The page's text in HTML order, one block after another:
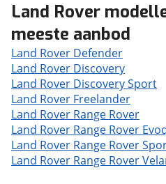
Land Rover
meeste aanbod
Land Rover Defender
Land Rover Discovery
Land Rover Discovery Sport
Land Rover Freelander
Land Rover Range Rover
Land Rover Range Rover
Land Rover Range Rover
Land Rover Range Rover